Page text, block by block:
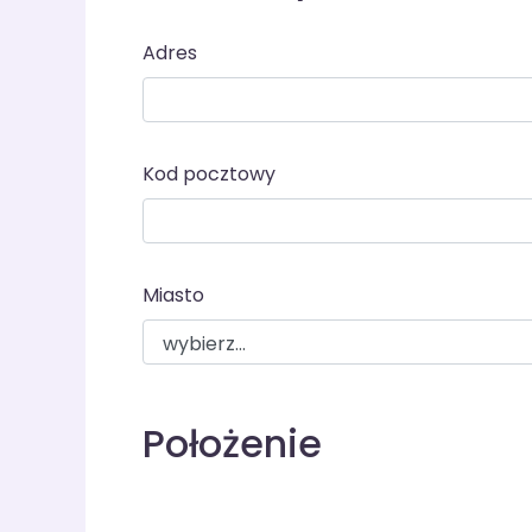
Adres
Kod pocztowy
Miasto
Położenie